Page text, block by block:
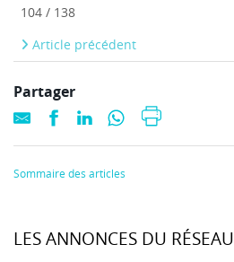
104 / 138
Article précédent
Partager
Sommaire des articles
LES ANNONCES DU RÉSEAU